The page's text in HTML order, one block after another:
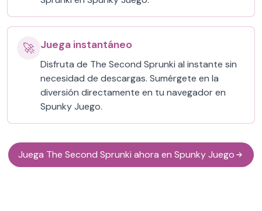
🚀 Juega instantáneo
Disfruta de The Second Sprunki al instante sin
necesidad de descargas. Sumérgete en la
diversión directamente en tu navegador en
Spunky Juego.
Juega The Second Sprunki ahora en Spunky Juego